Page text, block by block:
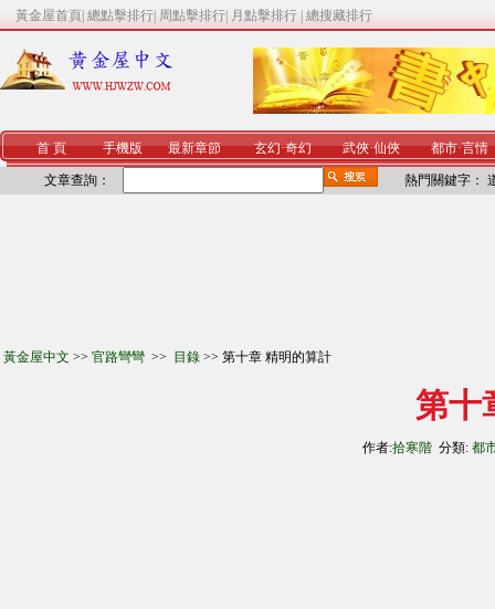
黃金屋首頁 總點擊排行 周點擊排行 月點擊排行 總搜藏排行
首 頁 手機版 最新章節 玄幻·奇幻 武俠·仙俠 都市·言情
文章查詢： 熱門關鍵字：
黃金屋中文 >> 官路彎彎 >> 目錄 >> 第十章 精明的算計
第十
作者:拾寒階 分類: 都